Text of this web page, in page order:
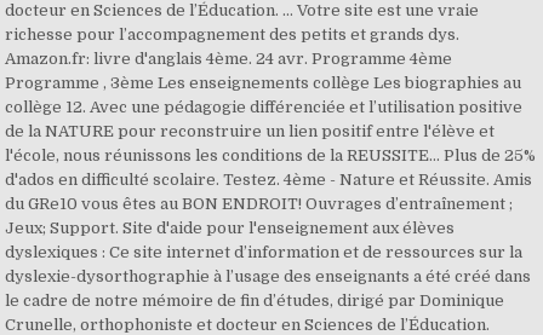
docteur en Sciences de l’Éducation. ... Votre site est une vraie
richesse pour l’accompagnement des petits et grands dys.
Amazon.fr: livre d'anglais 4ème. 24 avr. Programme 4ème
Programme , 3ème Les enseignements collège Les biographies au
collège 12. Avec une pédagogie différenciée et l’utilisation positive
de la NATURE pour reconstruire un lien positif entre l'élève et
l'école, nous réunissons les conditions de la REUSSITE... Plus de 25%
d'ados en difficulté scolaire. Testez. 4ème - Nature et Réussite. Amis
du GRe10 vous êtes au BON ENDROIT! Ouvrages d’entraînement ;
Jeux; Support. Site d'aide pour l'enseignement aux élèves
dyslexiques : Ce site internet d’information et de ressources sur la
dyslexie-dysorthographie à l’usage des enseignants a été créé dans
le cadre de notre mémoire de fin d’études, dirigé par Dominique
Crunelle, orthophoniste et docteur en Sciences de l’Éducation.